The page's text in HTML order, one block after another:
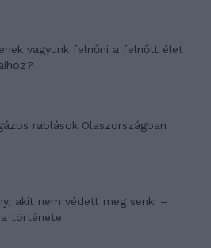
vagyunk felnőni a felnőtt élet
rablások Olaszországban
akit nem védett meg senki –
története